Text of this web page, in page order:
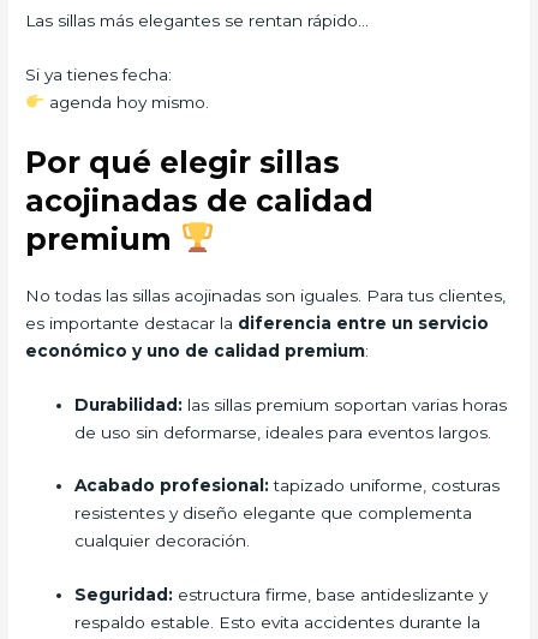
Las sillas más elegantes se rentan rápido…
Si ya tienes fecha:
agenda hoy mismo.
Por qué elegir sillas
acojinadas de calidad
premium
No todas las sillas acojinadas son iguales. Para tus clientes,
es importante destacar la diferencia entre un servicio
económico y uno de calidad premium:
Durabilidad: las sillas premium soportan varias horas
de uso sin deformarse, ideales para eventos largos.
Acabado profesional:tapizado uniforme, costuras
resistentes y diseño elegante que complementa
cualquier decoración.
Seguridad: estructura firme, base antideslizante y
respaldo estable. Esto evita accidentes durante la